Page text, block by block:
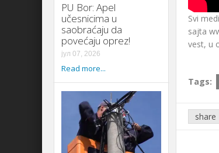
PU Bor: Apel
učesnicima u
saobraćaju da
povećaju oprez!
јул 07, 2026
Read more...
Svi
sajta
vest, u
Tags:
share